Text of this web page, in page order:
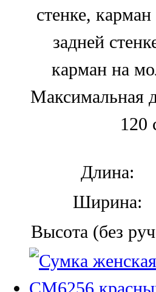
стенке,
задней
карман на
Максимальная
120
Длина:
Ширина:
Высота (без